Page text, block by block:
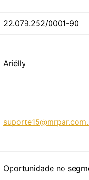
22.079.252/0001-90
Ariélly
Oportunidade no